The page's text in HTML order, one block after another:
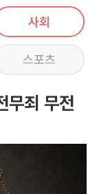
사회
스포츠
무죄 무전